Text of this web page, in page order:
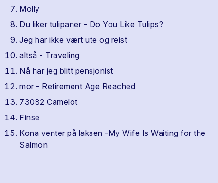
Molly
Du liker tulipaner - Do You Like Tulips?
Jeg har ikke vært ute og reist
altså - Traveling
Nå har jeg blitt pensjonist
mor - Retirement Age Reached
73082 Camelot
Finse
Kona venter på laksen -My Wife Is Waiting for the
Salmon